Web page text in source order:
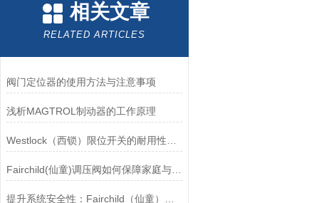
相关文章
RELATED ARTICLES
阀门定位器的使用方法与注意事项
浅析MAGTROL制动器的工作原理
Fairchild(仙童)调压阀如何保障家庭与工业安全？